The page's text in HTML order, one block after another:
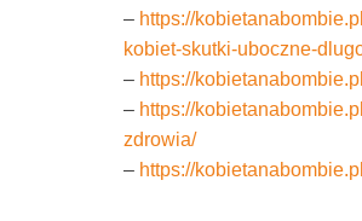
– https://
kobiet-skutki-uboczne-
– https://
– https://
zdrowia/
– https://